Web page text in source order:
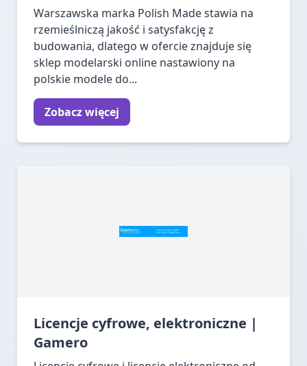
Warszawska marka Polish Made stawia na
rzemieślniczą jakość i satysfakcję z
budowania, dlatego w ofercie znajduje się
sklep modelarski online nastawiony na
polskie modele do...
Zobacz więcej
Licencje cyfrowe, elektroniczne |
Gamero